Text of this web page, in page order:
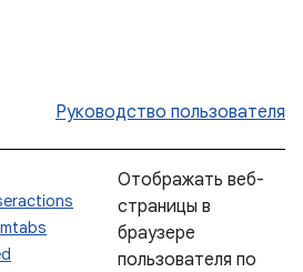
Руководство пользователя
Отображать веб-
страницы в
браузере
пользователя по